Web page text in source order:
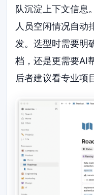
队沉淀上下文信息
人员空闲情况自动
发。选型时需要明
档，还是更需要AI
后者建议看专业项